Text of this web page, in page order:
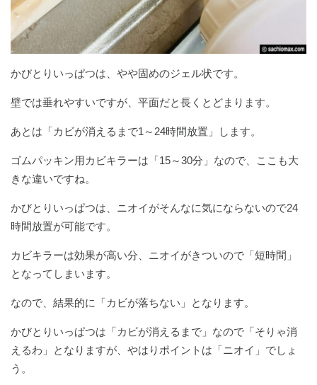
かびとりいっぱつは、やや固めのジェル状です。
壁では垂れやすいですが、平面だと長くとどまります。
あとは「カビが消えるまで1～24時間放置」します。
ゴムパッキン用カビキラーは「15～30分」なので、ここも大
きな違いですね。
かびとりいっぱつは、ニオイがそんなに気にならないので24
時間放置が可能です。
カビキラーは効果が高い分、ニオイがきついので「短時間」
となってしまいます。
なので、結果的に「カビが落ちない」となります。
かびとりいっぱつは「カビが消えるまで」なので「そりゃ消
えるわ」となりますが、やはりポイントは「ニオイ」でしょ
う。